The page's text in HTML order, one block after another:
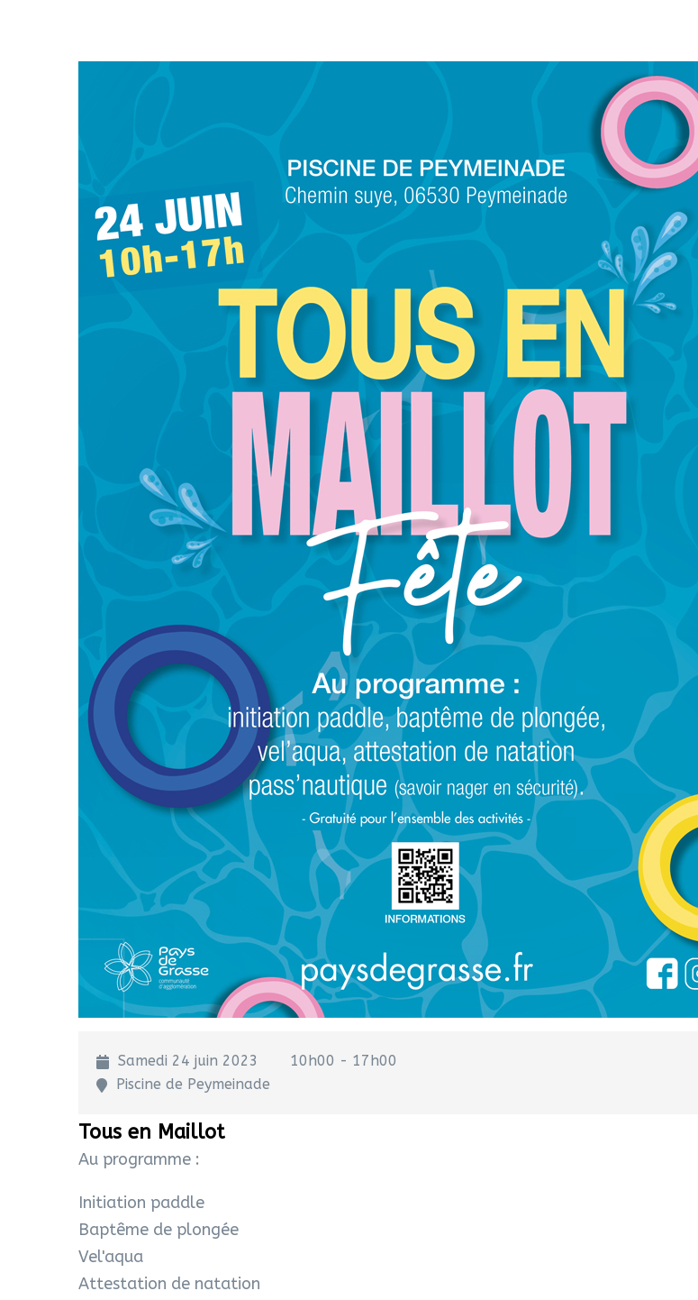
Samedi 24 juin 2023
10h00 - 17h00
Piscine de Peymeinade
Tous en Maillot
Au programme :
Initiation paddle
Baptême de plongée
Vel'aqua
Attestation de natation